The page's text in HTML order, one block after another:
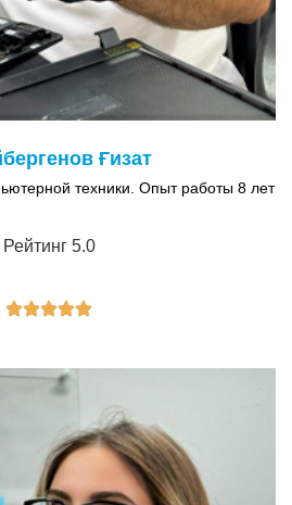
Ғизат
техники. Опыт работы 8 лет
Рейтинг 5.0